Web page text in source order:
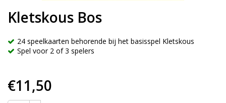
Kletskous Bos
24 speelkaarten behorende bij het basisspel Kletskous
Spel voor 2 of 3 spelers
€11,50